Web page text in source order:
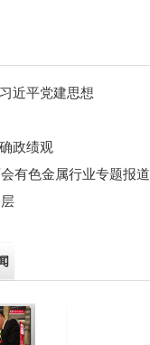
近平党建思想
政绩观
有色金属行业专题报道